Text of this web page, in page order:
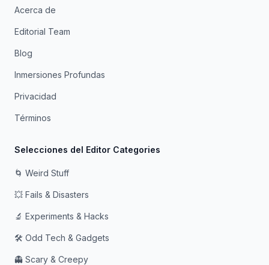
Acerca de
Editorial Team
Blog
Inmersiones Profundas
Privacidad
Términos
Selecciones del Editor Categories
🌀 Weird Stuff
💥 Fails & Disasters
🔬 Experiments & Hacks
🛠️ Odd Tech & Gadgets
👻 Scary & Creepy